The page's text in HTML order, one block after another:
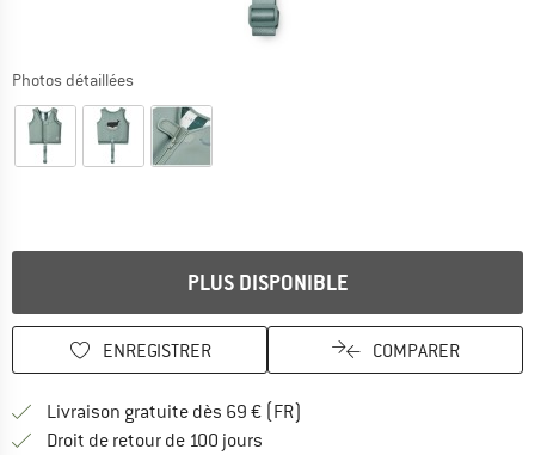
Photos détaillées
PLUS DISPONIBLE
ENREGISTRER COMPARER
Livraison gratuite dès 69 € (FR)
Droit de retour de 100 jours